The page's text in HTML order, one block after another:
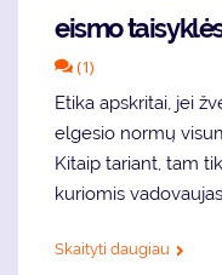
eismo
(1)
Etika apskritai, jei
elgesio normų
Kitaip tariant, tam
kuriomis
Skaityti daugiau